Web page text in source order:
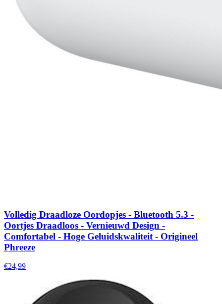
Volledig Draadloze Oordopjes - Bluetooth 5.3 -
Oortjes Draadloos - Vernieuwd Design -
Comfortabel - Hoge Geluidskwaliteit - Origineel
Phreeze
€24,99